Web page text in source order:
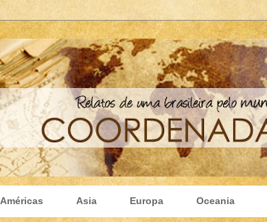
Américas Asia Europa Oceania